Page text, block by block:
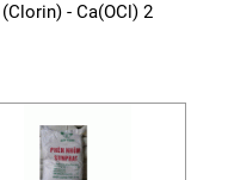
(Clorin) - Ca(OCl) 2